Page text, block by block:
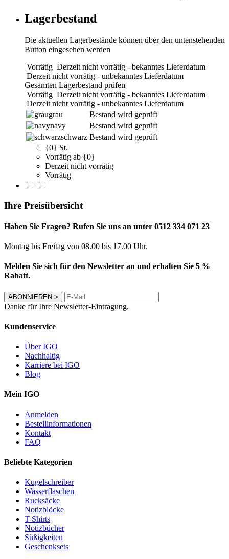
Lagerbestand
Die aktuellen Lagerbestände können über den untenstehenden
Button eingesehen werden
Vorrätig Derzeit nicht vorrätig - bekanntes Lieferdatum
Derzeit nicht vorrätig - unbekanntes Lieferdatum
Gesamten Lagerbestand prüfen
Vorrätig Derzeit nicht vorrätig - bekanntes Lieferdatum
Derzeit nicht vorrätig - unbekanntes Lieferdatum
grau
Bestand wird geprüft
navy
Bestand wird geprüft
schwarz Bestand wird geprüft
{0} St.
Vorrätig ab {0}
Derzeit nicht vorrätig
Vorrätig
Ihre Preisübersicht
Haben Sie Fragen? Rufen Sie uns an unter 0512 334 071 23
Montag bis Freitag von 08.00 bis 17.00 Uhr.
Melden Sie sich für den Newsletter an und erhalten Sie 5 %
Rabatt.
ABONNIEREN >
Danke für Ihre Newsletter-Eintragung.
Kundenservice
Über IGO
Nachhaltig
Karriere bei IGO
Blog
Mein IGO
Anmelden
Bestellinformationen
Kontakt
FAQ
Beliebte Kategorien
Kugelschreiber
Wasserflaschen
Rucksäcke
Notizblöcke
T-Shirts
Notizbücher
Süßigkeiten
Geschenksets